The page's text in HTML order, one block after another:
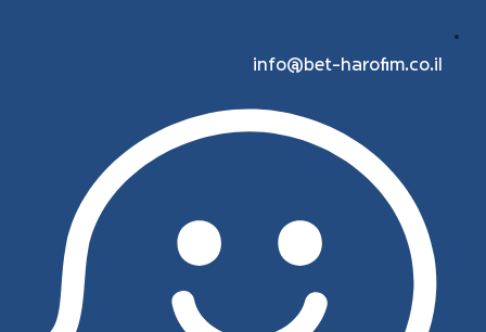
info@bet-harofim.co.il